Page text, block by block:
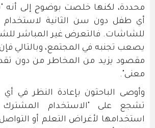
محددة، لكنها خلصت بوضوح إلى أنه
أي طفل دون سن الثانية
للشاشات. فالتعرض غير المباشر
يصعب تجنبه في المجتمع، وبالتالي
مقصود يزيد من المخاطر من دون
معنى".
وأوصى الباحثون بإعادة النظر في
تشجع على "الاستخدام
استخدامها لأغراض التعلم أو